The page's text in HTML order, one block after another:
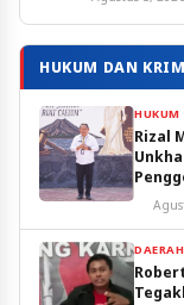
HUKUM DAN
Rizal
Utara
DAERAH